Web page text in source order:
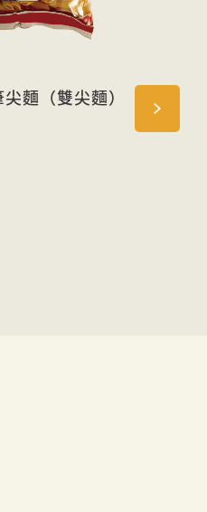
麵（雙尖麵）